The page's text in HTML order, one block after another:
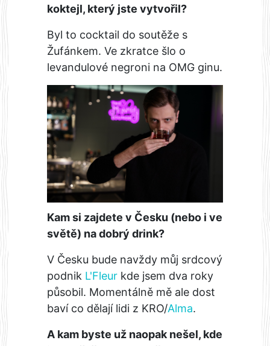
koktejl, který jste vytvořil?
Byl to cocktail do soutěže s
Žufánkem. Ve zkratce šlo o
levandulové negroni na OMG ginu.
Kam si zajdete v Česku (nebo i ve
světě) na dobrý drink?
V Česku bude navždy můj srdcový
podnik L'Fleur kde jsem dva roky
působil. Momentálně mě ale dost
baví co dělají lidi z KRO/Alma.
A kam byste už naopak nešel, kde